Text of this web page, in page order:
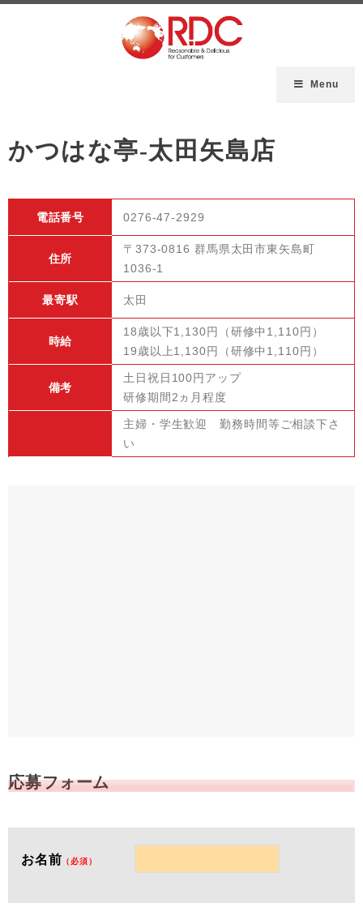
Menu
かつはな亭-太田矢島店
電話番号 0276-47-2929
住所
〒373-0816 群馬県太田市東矢島町
1036-1
最寄駅 太田
時給
18歳以下1,130円（研修中1,110円）
19歳以上1,130円（研修中1,110円）
備考
土日祝日100円アップ
研修期間2ヵ月程度
主婦・学生歓迎 勤務時間等ご相談下さ
い
応募フォーム
お名前 （必須）